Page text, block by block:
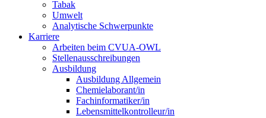
Tabak
Umwelt
Analytische Schwerpunkte
Karriere
Arbeiten beim CVUA-OWL
Stellenausschreibungen
Ausbildung
Ausbildung Allgemein
Chemielaborant/in
Fachinformatiker/in
Lebensmittelkontrolleur/in